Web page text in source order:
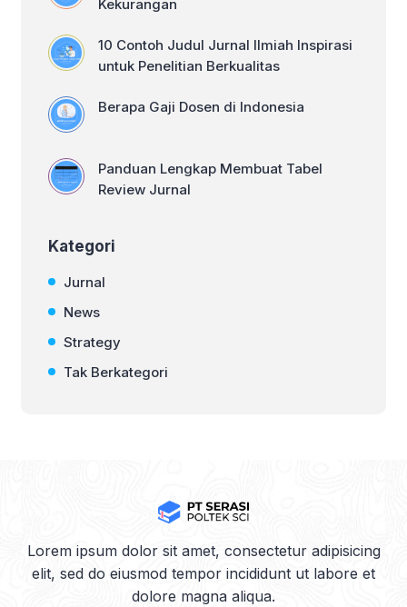
Kekurangan
10 Contoh Judul Jurnal Ilmiah Inspirasi
untuk Penelitian Berkualitas
Berapa Gaji Dosen di Indonesia
Panduan Lengkap Membuat Tabel
Review Jurnal
Kategori
Jurnal
News
Strategy
Tak Berkategori
Lorem ipsum dolor sit amet, consectetur adipisicing
elit, sed do eiusmod tempor incididunt ut labore et
dolore magna aliqua.